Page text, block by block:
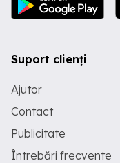
Suport clienți
Ajutor
Contact
Publicitate
Întrebări frecvente